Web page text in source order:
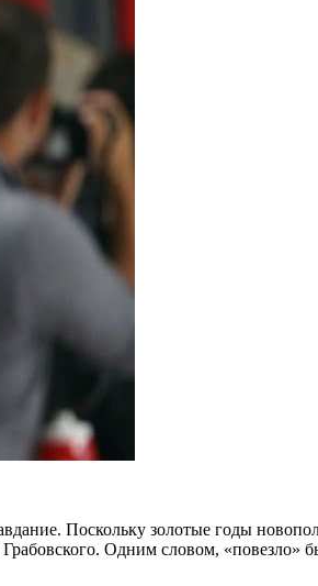
Поскольку золотые годы
Одним словом, «повезло»